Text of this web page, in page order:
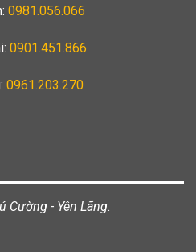
0981.056.066
0901.451.866
0961.203.270
Cường - Yên Lãng.